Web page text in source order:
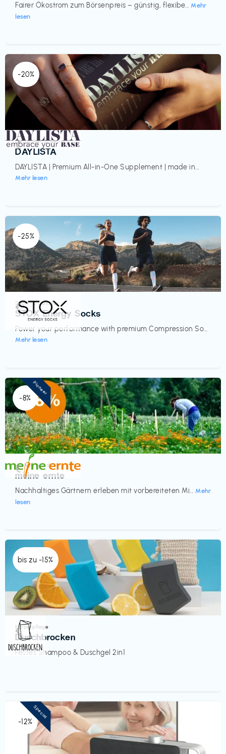
Fairer Ökostrom zum Börsenpreis – günstig, flexibe... Mehr
lesen
-20%
Gesundheit & Wellness
DAYLISTA
DAYLISTA | Premium All-in-One Supplement | made in...
Mehr lesen
€‎
-25%
Sport- & Outdoor
STOX Energy Socks
Power your performance with premium Compression So...
Mehr lesen
€‎
-8%
Küche & Haushalt
meine ernte
Nachhaltiges Gärtnern erleben mit vorbereiteten Mi... Mehr
lesen
€‎
Pioneer
bis zu -15%
Körperpflege
Duschbrocken
Festes Shampoo & Duschgel 2in1
€‎
-12%
Special